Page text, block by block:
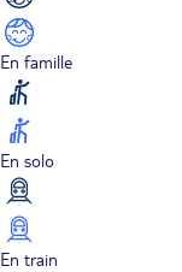
En famille
En solo
En train